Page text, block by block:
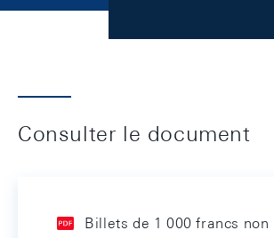
Consulter le document
Billets de 1 000 francs non